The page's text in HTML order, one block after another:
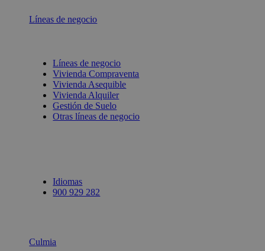
Líneas de negocio
Líneas de negocio
Vivienda Compraventa
Vivienda Asequible
Vivienda Alquiler
Gestión de Suelo
Otras líneas de negocio
Idiomas
900 929 282
Culmia